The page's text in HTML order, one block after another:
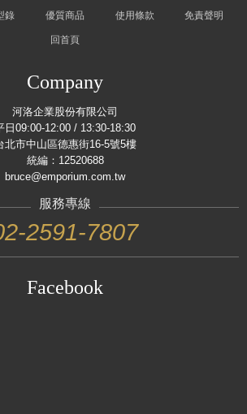
錄 優質商品 使用條款 免責聲明
回首頁
Company
河洛企業股份有限公司
日09:00-12:00 / 13:30-18:30
北市中山區德惠街16-5號5樓
統編：12520688
bruce@emporium.com.tw
服務專線
2591-7807
Facebook